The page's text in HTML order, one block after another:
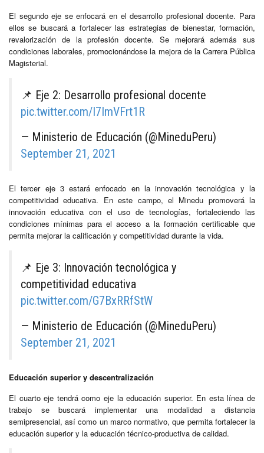
El segundo eje se enfocará en el desarrollo profesional docente. Para
ellos se buscará a fortalecer las estrategias de bienestar, formación,
revalorización de la profesión docente. Se mejorará además sus
condiciones laborales, promocionándose la mejora de la Carrera Pública
Magisterial.
📌 Eje 2: Desarrollo profesional docente
pic.twitter.com/I7ImVFrt1R
— Ministerio de Educación (@MineduPeru)
September 21, 2021
El tercer eje 3 estará enfocado en la innovación tecnológica y la
competitividad educativa. En este campo, el Minedu promoverá la
innovación educativa con el uso de tecnologías, fortaleciendo las
condiciones mínimas para el acceso a la formación certificable que
permita mejorar la calificación y competitividad durante la vida.
📌 Eje 3: Innovación tecnológica y
competitividad educativa
pic.twitter.com/G7BxRRfStW
— Ministerio de Educación (@MineduPeru)
September 21, 2021
Educación superior y descentralización
El cuarto eje tendrá como eje la educación superior. En esta línea de
trabajo se buscará implementar una modalidad a distancia
semipresencial, así como un marco normativo, que permita fortalecer la
educación superior y la educación técnico-productiva de calidad.